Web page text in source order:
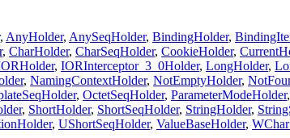
, AnyHolder, AnySeqHolder, BindingHolder,
, CharHolder, CharSeqHolder, CookieHolder,
, IORInterceptor_3_0Holder, LongHolder,
, NamingContextHolder, NotEmptyHolder,
, OctetSeqHolder, ParameterModeHolder,
, ShortHolder, ShortSeqHolder, StringHolder,
, UShortSeqHolder, ValueBaseHolder,